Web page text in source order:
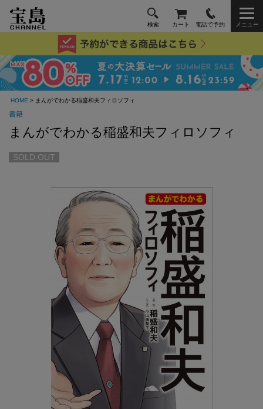
検索 カート 電話で予約 メニュー
HOME > まんがでわかる稲盛和夫フィロソフィ
書籍
まんがでわかる稲盛和夫フィロソフィ
SOLD OUT